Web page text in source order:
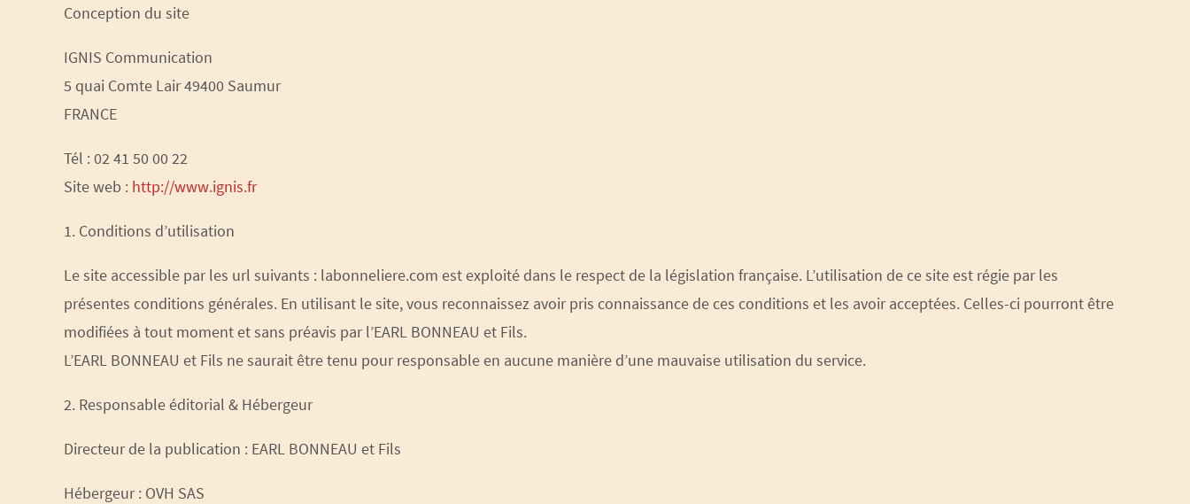
Conception du site
IGNIS Communication
5 quai Comte Lair 49400 Saumur
FRANCE
Tél : 02 41 50 00 22
Site web : http://www.ignis.fr
1. Conditions d’utilisation
Le site accessible par les url suivants : labonneliere.com est exploité dans le respect de la législation française. L’utilisation de ce site est régie par les
présentes conditions générales. En utilisant le site, vous reconnaissez avoir pris connaissance de ces conditions et les avoir acceptées. Celles-ci pourront être
modifiées à tout moment et sans préavis par l’EARL BONNEAU et Fils.
L’EARL BONNEAU et Fils ne saurait être tenu pour responsable en aucune manière d’une mauvaise utilisation du service.
2. Responsable éditorial & Hébergeur
Directeur de la publication : EARL BONNEAU et Fils
Hébergeur : OVH SAS